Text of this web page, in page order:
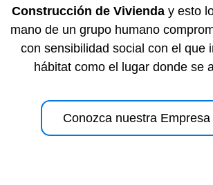
Construcción de Vivienday esto
mano de un grupo humano
con sensibilidad social con el que
hábitat como el lugar donde se
Conozca nuestra Empresa